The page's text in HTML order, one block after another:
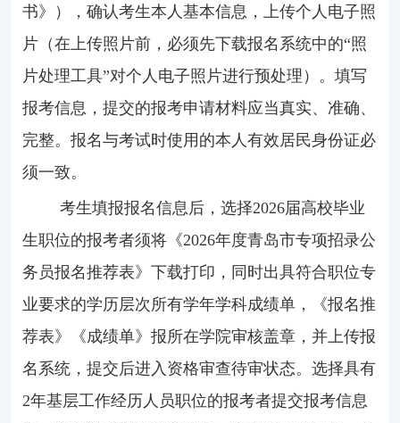
书》），确认考生本人基本信息，上传个人电子照
片（在上传照片前，必须先下载报名系统中的“照
片处理工具”对个人电子照片进行预处理）。填写
报考信息，提交的报考申请材料应当真实、准确、
完整。报名与考试时使用的本人有效居民身份证必
须一致。
考生填报报名信息后，选择2026届高校毕业
生职位的报考者须将《2026年度青岛市专项招录公
务员报名推荐表》下载打印，同时出具符合职位专
业要求的学历层次所有学年学科成绩单，《报名推
荐表》《成绩单》报所在学院审核盖章，并上传报
名系统，提交后进入资格审查待审状态。选择具有
2年基层工作经历人员职位的报考者提交报考信息